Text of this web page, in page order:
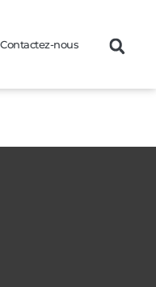
Contactez-nous